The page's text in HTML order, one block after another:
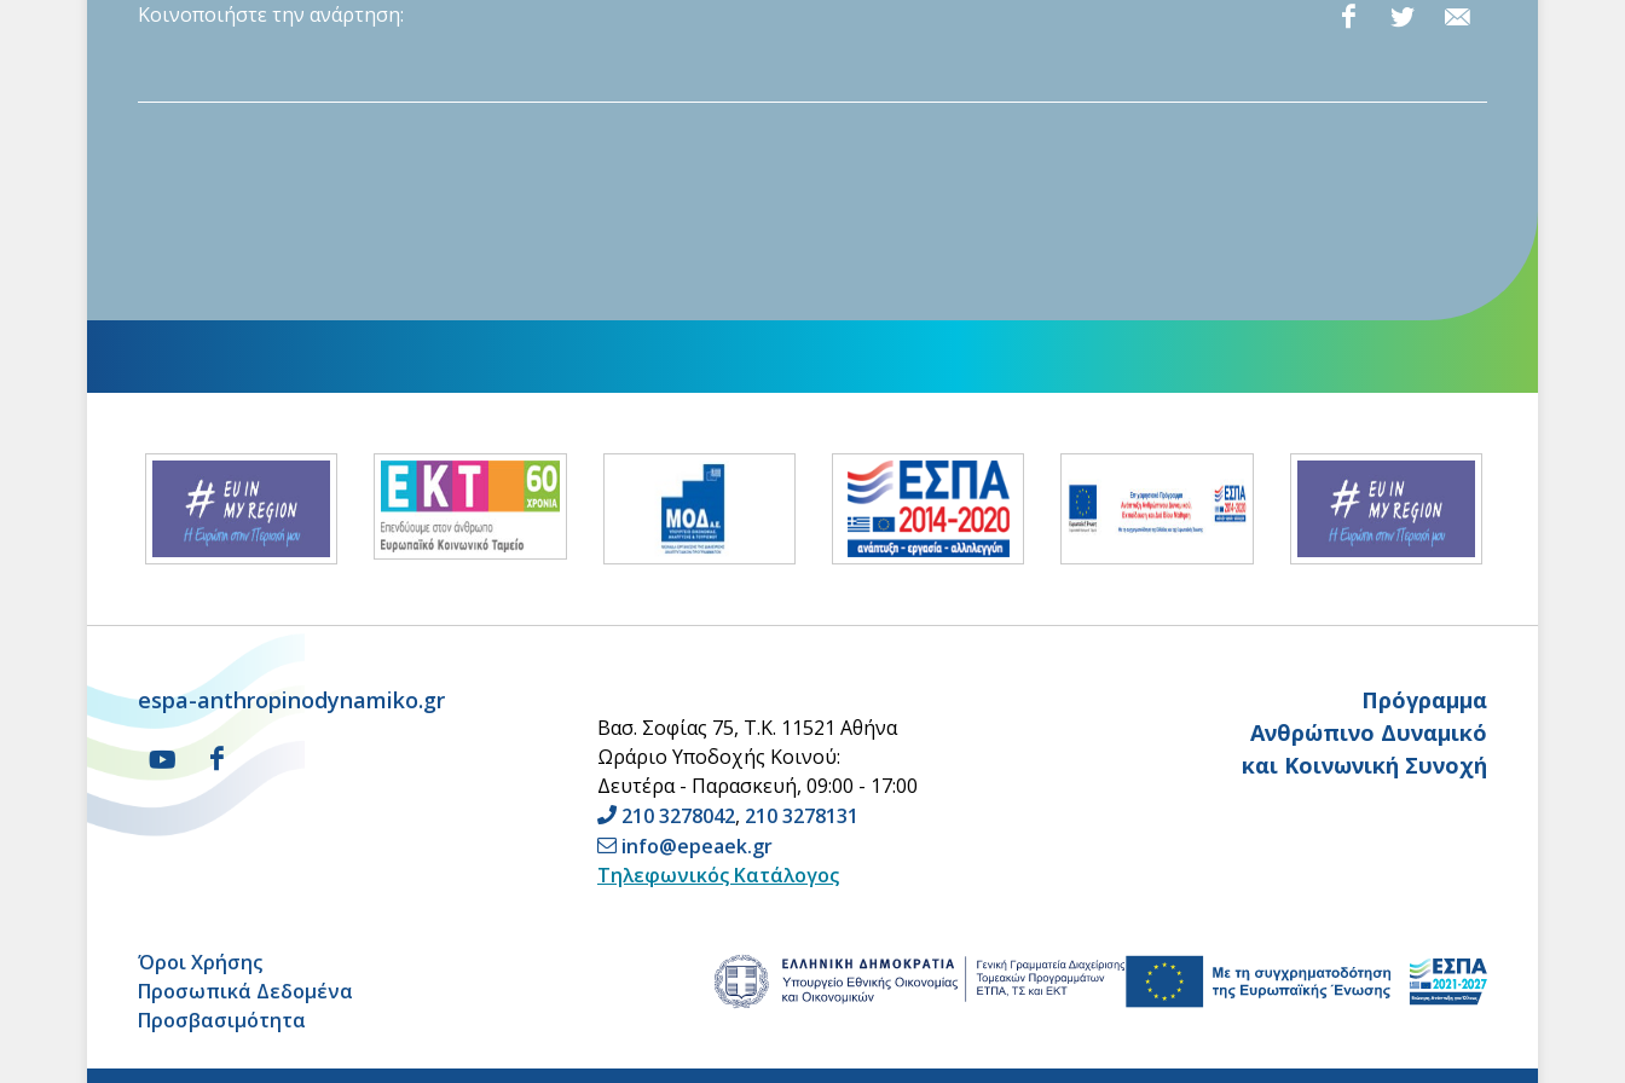
Κοινοποιήστε την ανάρτηση:
espa-anthropinodynamiko.gr
Βασ. Σοφίας 75, Τ.Κ. 11521 Αθήνα
Ωράριο Υποδοχής Κοινού:
Δευτέρα - Παρασκευή, 09:00 - 17:00
210 3278042, 210 3278131
info@epeaek.gr
Τηλεφωνικός Κατάλογος
Πρόγραμμα
Ανθρώπινο Δυναμικό
και Κοινωνική Συνοχή
Όροι Χρήσης
Προσωπικά Δεδομένα
Προσβασιμότητα